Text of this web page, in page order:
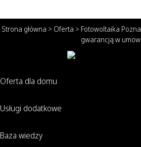
Strona główna > Oferta > Fotowoltaika
gwarancją w
Oferta dla domu
Usługi dodatkowe
Baza wiedzy